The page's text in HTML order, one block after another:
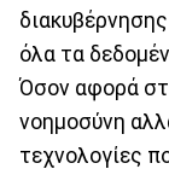
όλα τα
Όσον αφορά
νοημοσύνη
τεχνολογίες